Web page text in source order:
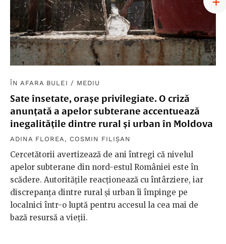
ÎN AFARA BULEI / MEDIU
Sate însetate, orașe privilegiate. O criză
anunțată a apelor subterane accentuează
inegalitățile dintre rural și urban în Moldova
ADINA FLOREA , COSMIN FILIȘAN
Cercetătorii avertizează de ani întregi că nivelul
apelor subterane din nord-estul României este în
scădere. Autoritățile reacționează cu întârziere, iar
discrepanța dintre rural și urban îi împinge pe
localnici într-o luptă pentru accesul la cea mai de
bază resursă a vieții.